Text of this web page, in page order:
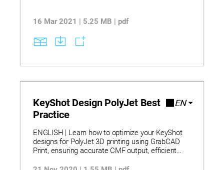
16 Mar 2021 | 5.25 MB | pdf
KeyShot Design PolyJet Best
Practice
EN
ENGLISH | Learn how to optimize your KeyShot
designs for PolyJet 3D printing using GrabCAD
Print, ensuring accurate CMF output, efficient